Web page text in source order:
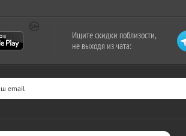
Ищите скидки поблизости,
не выходя из чата: